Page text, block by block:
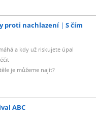
proti nachlazení
S čím
a kdy už riskujete úpal
je můžeme najít?
ABC